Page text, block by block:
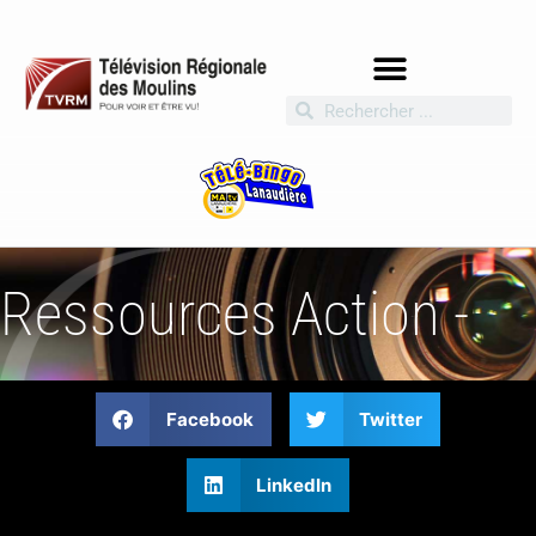
Ressources Action -
Facebook Twitter
LinkedIn